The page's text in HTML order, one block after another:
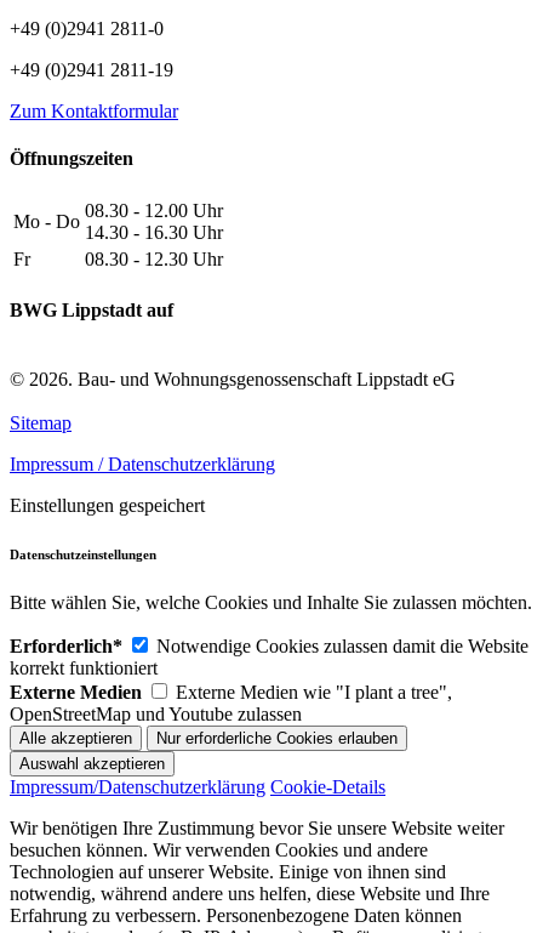
+49 (0)2941 2811-0
+49 (0)2941 2811-19
Zum Kontaktformular
Öffnungszeiten
Mo - Do
08.30 - 12.00 Uhr
14.30 - 16.30 Uhr
Fr
08.30 - 12.30 Uhr
BWG Lippstadt auf
© 2026. Bau- und Wohnungsgenossenschaft Lippstadt eG
Sitemap
Impressum / Datenschutzerklärung
Einstellungen gespeichert
Datenschutzeinstellungen
Bitte wählen Sie, welche Cookies und Inhalte Sie zulassen möchten.
Erforderlich*
Notwendige Cookies zulassen damit die Website
korrekt funktioniert
Externe Medien
Externe Medien wie "I plant a tree",
OpenStreetMap und Youtube zulassen
Impressum/Datenschutzerklärung Cookie-Details
Wir benötigen Ihre Zustimmung bevor Sie unsere Website weiter
besuchen können. Wir verwenden Cookies und andere
Technologien auf unserer Website. Einige von ihnen sind
notwendig, während andere uns helfen, diese Website und Ihre
Erfahrung zu verbessern. Personenbezogene Daten können